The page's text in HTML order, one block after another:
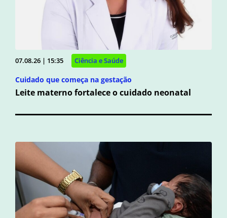
07.08.26 | 15:35 Ciência e Saúde
Cuidado que começa na gestação
Leite materno fortalece o cuidado neonatal